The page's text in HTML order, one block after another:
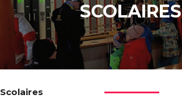
SCOLAIRES
Scolaires